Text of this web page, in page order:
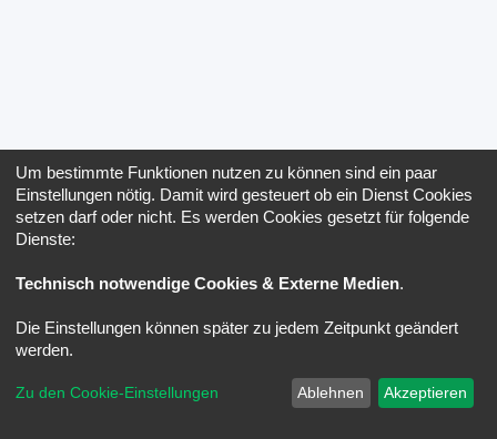
Um bestimmte Funktionen nutzen zu können sind ein paar
Einstellungen nötig. Damit wird gesteuert ob ein Dienst Cookies
setzen darf oder nicht. Es werden Cookies gesetzt für folgende
Dienste:
Technisch notwendige Cookies & Externe Medien.
Die Einstellungen können später zu jedem Zeitpunkt geändert
werden.
Zu den Cookie-Einstellungen Ablehnen Akzeptieren